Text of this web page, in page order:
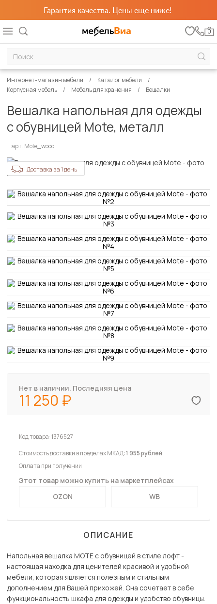
Гарантия качества. Цены еще ниже!
0
Интернет-магазин мебели
Каталог мебели
Корпусная мебель
Мебель для хранения Вешалки
Вешалка напольная для одежды
с обувницей Mote, металл
арт. Mote_wood
Доставка за 1 день
Нет в наличии. Последняя цена
11 250
Код товара:1376527
Стоимость доставки в пределах МКАД:1 955 рублей
Оплата при получении
Этот товар можно купить на маркетплейсах
OZON
WB
ОПИСАНИЕ
Напольная вешалка MOTE с обувницей в стиле лофт -
настоящая находка для ценителей красивой и удобной
мебели, которая является полезным и стильным
дополнением для Вашей прихожей. Она сочетает в себе
функциональность шкафа для одежды и удобство обувницы.